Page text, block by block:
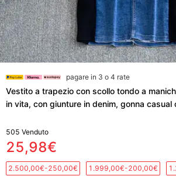
pagare in 3 o 4 rate
Vestito a trapezio con scollo tondo a
in vita, con giunture in denim, gonna casual
505 Venduto
25,98€
2.500,00€-250,00€ 1.999,00€-200,00€